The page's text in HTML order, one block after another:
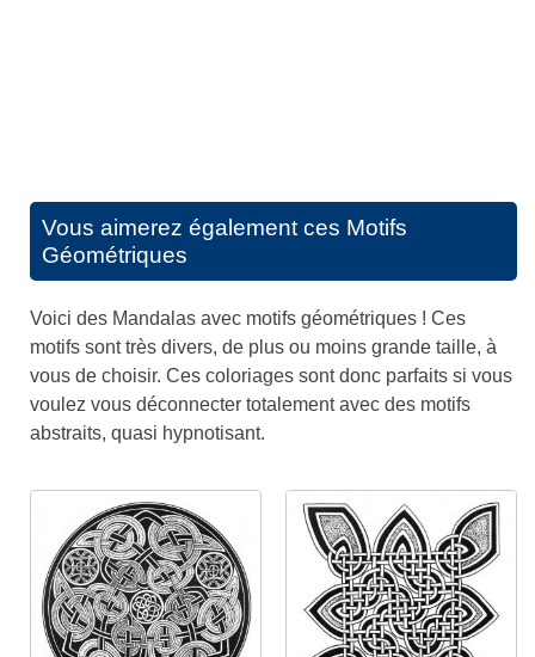
Vous aimerez également ces Motifs
Géométriques
Voici des Mandalas avec motifs géométriques ! Ces
motifs sont très divers, de plus ou moins grande taille, à
vous de choisir. Ces coloriages sont donc parfaits si vous
voulez vous déconnecter totalement avec des motifs
abstraits, quasi hypnotisant.